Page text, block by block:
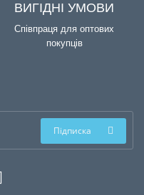
ВИГІДНІ УМОВИ
Співпраця для оптових
покупців
Підписка